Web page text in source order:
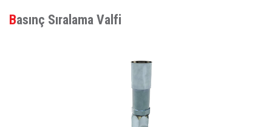
Basınç Sıralama Valfi